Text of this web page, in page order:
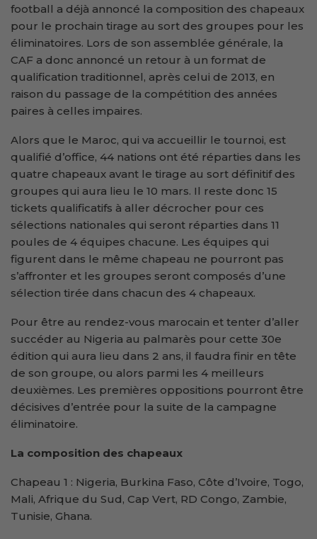
football a déjà annoncé la composition des chapeaux
pour le prochain tirage au sort des groupes pour les
éliminatoires. Lors de son assemblée générale, la
CAF a donc annoncé un retour à un format de
qualification traditionnel, après celui de 2013, en
raison du passage de la compétition des années
paires à celles impaires.
Alors que le Maroc, qui va accueillir le tournoi, est
qualifié d’office, 44 nations ont été réparties dans les
quatre chapeaux avant le tirage au sort définitif des
groupes qui aura lieu le 10 mars. Il reste donc 15
tickets qualificatifs à aller décrocher pour ces
sélections nationales qui seront réparties dans 11
poules de 4 équipes chacune. Les équipes qui
figurent dans le même chapeau ne pourront pas
s’affronter et les groupes seront composés d’une
sélection tirée dans chacun des 4 chapeaux.
Pour être au rendez-vous marocain et tenter d’aller
succéder au Nigeria au palmarès pour cette 30e
édition qui aura lieu dans 2 ans, il faudra finir en tête
de son groupe, ou alors parmi les 4 meilleurs
deuxièmes. Les premières oppositions pourront être
décisives d’entrée pour la suite de la campagne
éliminatoire.
La composition des chapeaux
Chapeau 1 : Nigeria, Burkina Faso, Côte d’Ivoire, Togo,
Mali, Afrique du Sud, Cap Vert, RD Congo, Zambie,
Tunisie, Ghana.